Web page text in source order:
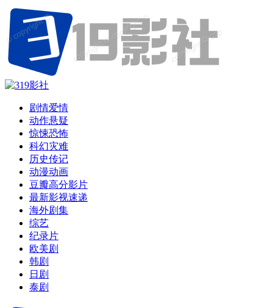
剧情爱情
动作悬疑
惊悚恐怖
科幻灾难
历史传记
动漫动画
豆瓣高分影片
最新影视速递
海外剧集
综艺
纪录片
欧美剧
韩剧
日剧
泰剧